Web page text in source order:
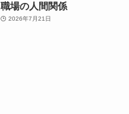
職場の人間関係
2026年7月21日